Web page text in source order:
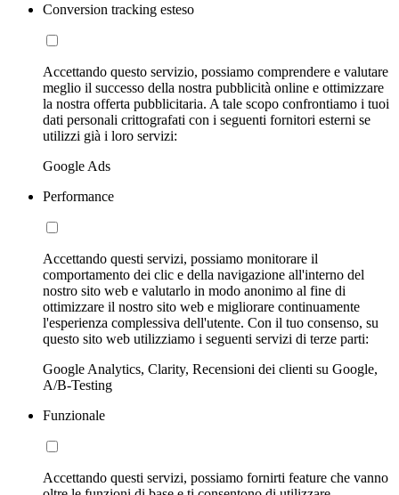
Conversion tracking esteso
Accettando questo servizio, possiamo comprendere e valutare
meglio il successo della nostra pubblicità online e ottimizzare
la nostra offerta pubblicitaria. A tale scopo confrontiamo i tuoi
dati personali crittografati con i seguenti fornitori esterni se
utilizzi già i loro servizi:
Google Ads
Performance
Accettando questi servizi, possiamo monitorare il
comportamento dei clic e della navigazione all'interno del
nostro sito web e valutarlo in modo anonimo al fine di
ottimizzare il nostro sito web e migliorare continuamente
l'esperienza complessiva dell'utente. Con il tuo consenso, su
questo sito web utilizziamo i seguenti servizi di terze parti:
Google Analytics, Clarity, Recensioni dei clienti su Google,
A/B-Testing
Funzionale
Accettando questi servizi, possiamo fornirti feature che vanno